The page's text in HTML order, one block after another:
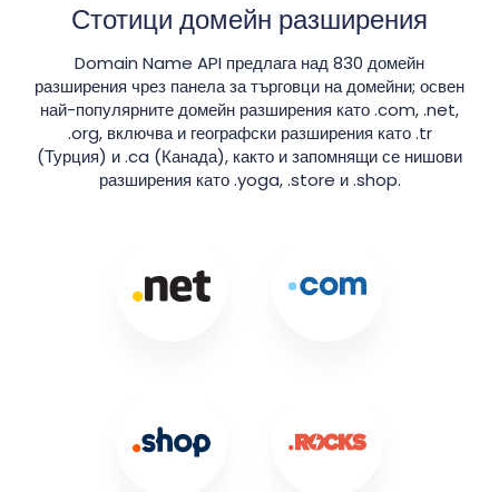
Стотици домейн разширения
Domain Name API предлага над 830 домейн
разширения чрез панела за търговци на домейни; освен
най-популярните домейн разширения като .com, .net,
.org, включва и географски разширения като .tr
(Турция) и .ca (Канада), както и запомнящи се нишови
разширения като .yoga, .store и .shop.